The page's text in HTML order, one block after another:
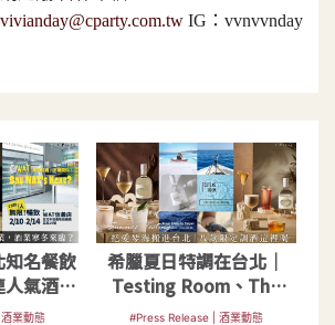
vivianday@cparty.com.tw IG：vvnvvnday
名餐飲
氣酒吧
業動態
希臘夏日特調在台北｜
Testing Room、The
Public House 限定調酒
#Press Release | 酒業動態